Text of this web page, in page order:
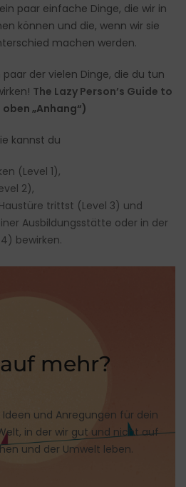
paar einfache Dinge, die wir in
können und die, wenn wir sie
machen werden.
der vielen Dinge, die du tun
The Lazy Person’s Guide to
„Anhang“)
kannst du
(Level 1),
2),
trittst (Level 3) und
Ausbildungsstätte oder in der
bewirken.
mehr?
und Anregungen für dein
in der wir gut und nicht auf
und der Umwelt leben.